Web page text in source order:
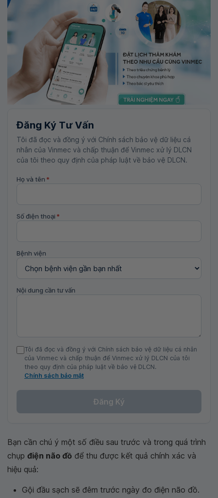
Đăng Ký Tư Vấn
Tôi đã đọc và đồng ý với Chính sách bảo vệ dữ liệu cá
nhân của Vinmec và chấp thuận để Vinmec xử lý DLCN
của tôi theo quy định của pháp luật về bảo vệ DLCN.
Họ và tên *
Số điện thoại *
Bệnh viện
Nội dung cần tư vấn
Tôi đã đọc và đồng ý với Chính sách bảo vệ dữ liệu cá nhân
của Vinmec và chấp thuận để Vinmec xử lý DLCN của tôi
theo quy định của pháp luật về bảo vệ DLCN.
Chính sách bảo mật
Đăng Ký
Bạn cần chú ý một số điều sau trước và trong quá trình
chụp điện não đồ để thu được kết quả chính xác và
hiệu quả:
Gội đầu sạch sẽ đêm trước ngày đo điện não đồ.